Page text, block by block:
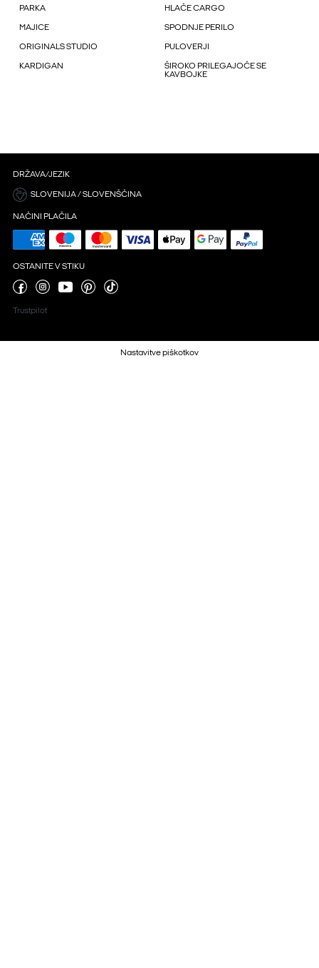
PARKA HLAČE CARGO
MAJICE SPODNJE PERILO
ORIGINALS STUDIO PULOVERJI
KARDIGAN
ŠIROKO PRILEGAJOČE SE
KAVBOJKE
DRŽAVA/JEZIK
SLOVENIJA / SLOVENŠČINA
NAČINI PLAČILA
OSTANITE V STIKU
Trustpilot
Nastavitve piškotkov